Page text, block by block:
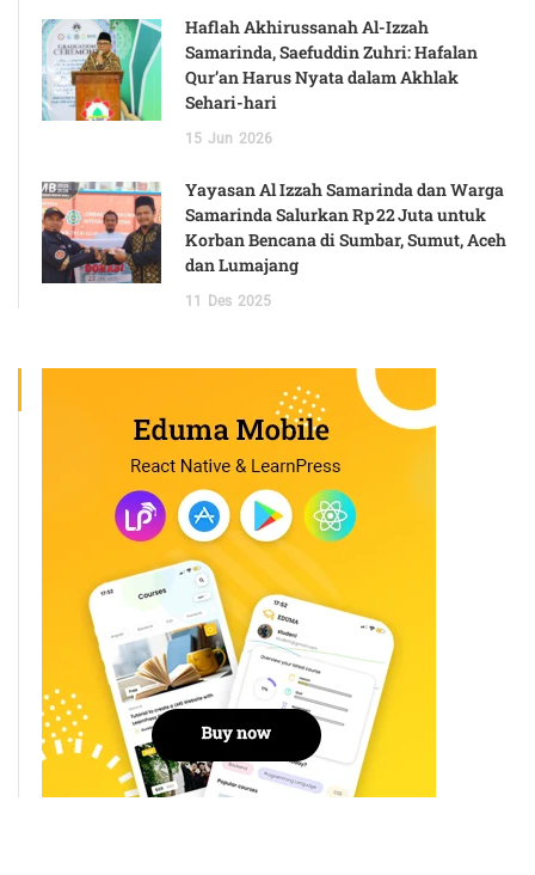
Haflah Akhirussanah Al-Izzah
Samarinda, Saefuddin Zuhri: Hafalan
Qur’an Harus Nyata dalam Akhlak
Sehari-hari
15 Jun 2026
Yayasan Al Izzah Samarinda dan Warga
Samarinda Salurkan Rp 22 Juta untuk
Korban Bencana di Sumbar, Sumut, Aceh
dan Lumajang
11 Des 2025